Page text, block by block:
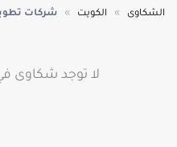
الشكاوى » الكويت » شركات
لا توجد شكاوى